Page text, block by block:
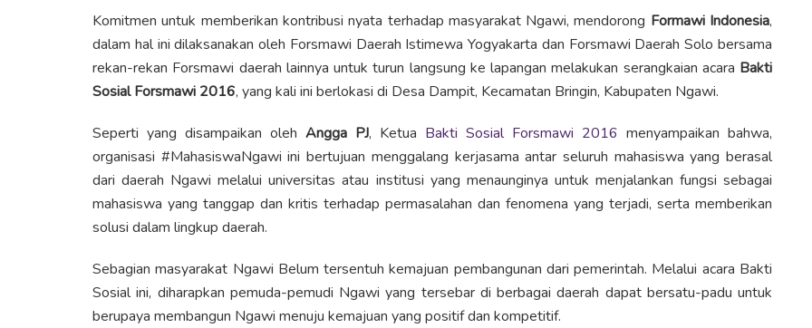
Komitmen untuk memberikan kontribusi nyata terhadap masyarakat Ngawi, mendorong Formawi Indonesia,
dalam hal ini dilaksanakan oleh Forsmawi Daerah Istimewa Yogyakarta dan Forsmawi Daerah Solo bersama
rekan-rekan Forsmawi daerah lainnya untuk turun langsung ke lapangan melakukan serangkaian acara Bakti
Sosial Forsmawi 2016, yang kali ini berlokasi di Desa Dampit, Kecamatan Bringin, Kabupaten Ngawi.
Seperti yang disampaikan oleh Angga PJ, Ketua Bakti Sosial Forsmawi 2016 menyampaikan bahwa,
organisasi #MahasiswaNgawi ini bertujuan menggalang kerjasama antar seluruh mahasiswa yang berasal
dari daerah Ngawi melalui universitas atau institusi yang menaunginya untuk menjalankan fungsi sebagai
mahasiswa yang tanggap dan kritis terhadap permasalahan dan fenomena yang terjadi, serta memberikan
solusi dalam lingkup daerah.
Sebagian masyarakat Ngawi Belum tersentuh kemajuan pembangunan dari pemerintah. Melalui acara Bakti
Sosial ini, diharapkan pemuda-pemudi Ngawi yang tersebar di berbagai daerah dapat bersatu-padu untuk
berupaya membangun Ngawi menuju kemajuan yang positif dan kompetitif.